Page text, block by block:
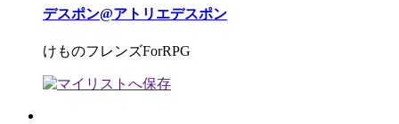
デスポン@アトリエデスポン
けものフレンズForRPG